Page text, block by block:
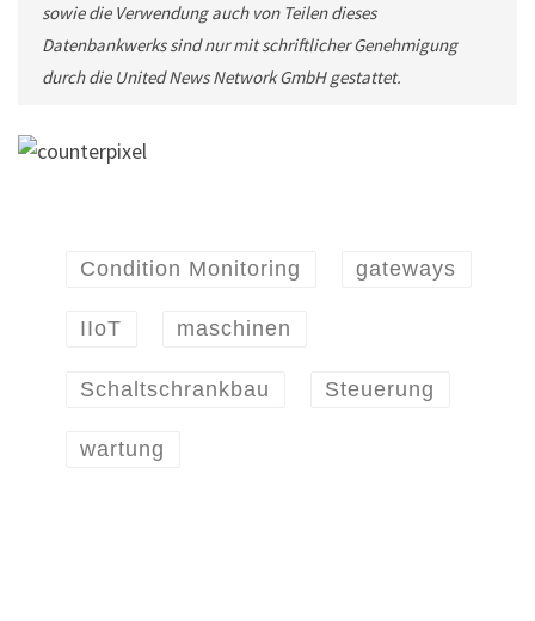
sowie die Verwendung auch von Teilen dieses
Datenbankwerks sind nur mit schriftlicher Genehmigung
durch die United News Network GmbH gestattet.
Condition Monitoring gateways
IIoT maschinen
Schaltschrankbau Steuerung
wartung